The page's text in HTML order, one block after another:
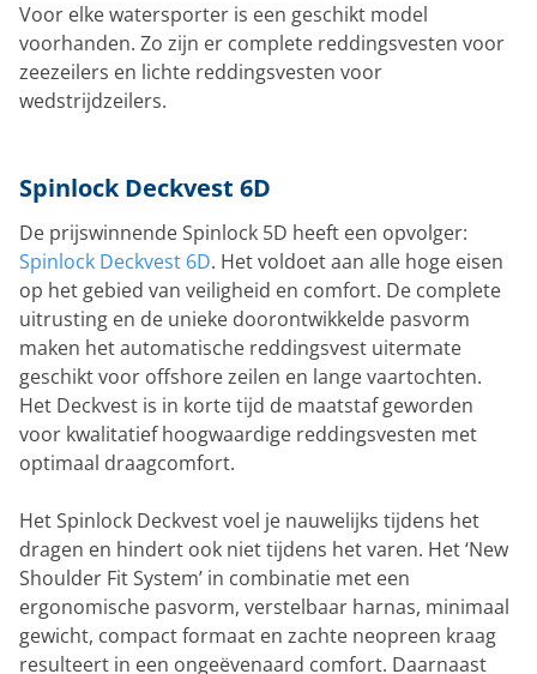
Voor elke watersporter is een geschikt model
voorhanden. Zo zijn er complete reddingsvesten voor
zeezeilers en lichte reddingsvesten voor
wedstrijdzeilers.
Spinlock Deckvest 6D
De prijswinnende Spinlock 5D heeft een opvolger:
Spinlock Deckvest 6D. Het voldoet aan alle hoge eisen
op het gebied van veiligheid en comfort. De complete
uitrusting en de unieke doorontwikkelde pasvorm
maken het automatische reddingsvest uitermate
geschikt voor offshore zeilen en lange vaartochten.
Het Deckvest is in korte tijd de maatstaf geworden
voor kwalitatief hoogwaardige reddingsvesten met
optimaal draagcomfort.
Het Spinlock Deckvest voel je nauwelijks tijdens het
dragen en hindert ook niet tijdens het varen. Het ‘New
Shoulder Fit System’ in combinatie met een
ergonomische pasvorm, verstelbaar harnas, minimaal
gewicht, compact formaat en zachte neopreen kraag
resulteert in een ongeëvenaard comfort. Daarnaast